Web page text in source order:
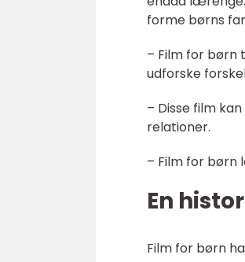
forme børns
– Film for børn
udforske
– Disse film
relationer.
– Film for børn
En
Film for børn